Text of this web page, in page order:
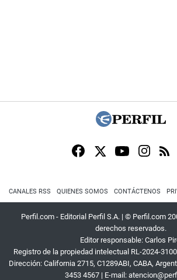
CANALES RSS QUIENES SOMOS CONTÁCTENOS
Perfil.com - Editorial Perfil S.A. | © Perfil.com
derechos reservados.
Editor responsable: Carlos
Registro de la propiedad intelectual RL-2024-
Dirección: California 2715, C1289ABI, CABA,
3453 4567 | E-mail: